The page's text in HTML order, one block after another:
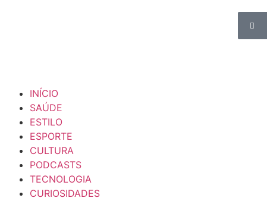
INÍCIO
SAÚDE
ESTILO
ESPORTE
CULTURA
PODCASTS
TECNOLOGIA
CURIOSIDADES